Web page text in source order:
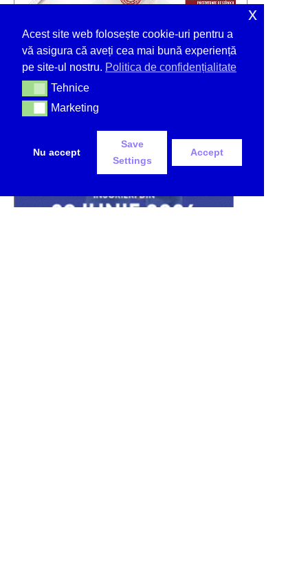
Acest site web folosește cookie-uri pentru a
vă asigura că aveți cea mai bună experiență
pe site-ul nostru. Politica de confidențialitate
TehniceTehnice
MarketingMarketing
Nu accept
Save
Settings
Accept
x